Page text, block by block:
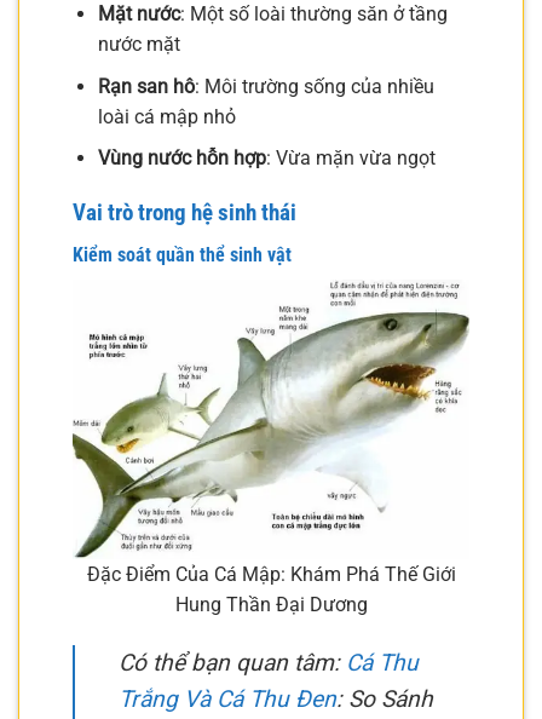
Mặt nước: Một số loài thường săn ở tầng
nước mặt
Rạn san hô: Môi trường sống của nhiều
loài cá mập nhỏ
Vùng nước hỗn hợp: Vừa mặn vừa ngọt
Vai trò trong hệ sinh thái
Kiểm soát quần thể sinh vật
Đặc Điểm Của Cá Mập: Khám Phá Thế Giới
Hung Thần Đại Dương
Có thể bạn quan tâm: Cá Thu
Trắng Và Cá Thu Đen: So Sánh